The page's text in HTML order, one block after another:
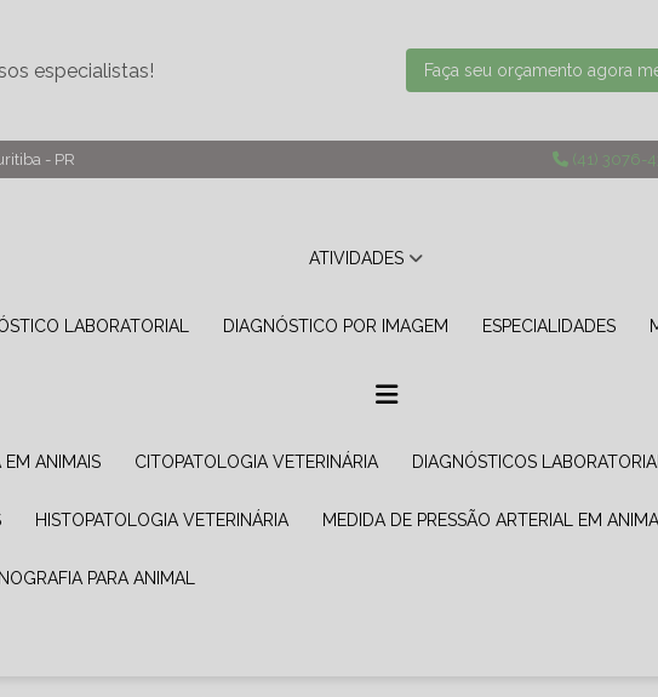
especialistas! Faça seu orçamento agora
- PR (41) 3076-
ATIVIDADES
LABORATORIAL DIAGNÓSTICO POR IMAGEM ESPECIALIDADES
EM ANIMAIS CITOPATOLOGIA VETERINÁRIA DIAGNÓSTICOS
HISTOPATOLOGIA VETERINÁRIA MEDIDA DE PRESSÃO ARTERIAL EM
PARA ANIMAL